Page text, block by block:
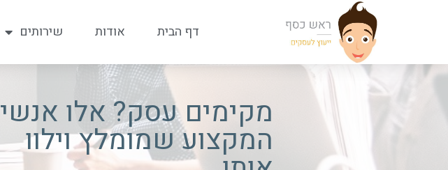
דף הבית אודות שירותים
מקימים עסק? אלו אנשי
המקצוע שמומלץ וילוו